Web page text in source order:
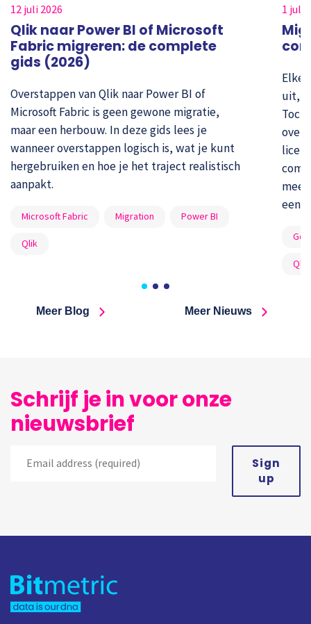
12 juli 2026
Qlik naar Power BI of Microsoft
Fabric migreren: de complete
gids (2026)
Overstappen van Qlik naar Power BI of
Microsoft Fabric is geen gewone migratie,
maar een herbouw. In deze gids lees je
wanneer overstappen logisch is, wat je kunt
hergebruiken en hoe je het traject realistisch
aanpakt.
Microsoft Fabric Migration Power BI
Qlik
1 juli
Elke
uit,
Toch
over
een
Meer Blog Meer Nieuws
Schrijf je in voor onze
nieuwsbrief
Sign
up